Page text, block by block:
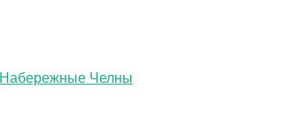
Набережные Челны